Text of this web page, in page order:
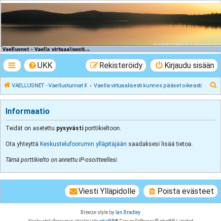
VAELLUSNET -
Vaellusturinat II
UKK Kirjaudu sisään
Rekisteröidy
VAELLUSNET - Vaellusturinat II Vaella virtuaalisesti kunnes pääset oikeasti
Informaatio
Teidät on asetettu pysyvästi porttikieltoon.
Ota yhteyttä Keskustelufoorumin ylläpitäjään saadaksesi lisää tietoa.
Tämä porttikielto on annettu IP-osoitteellesi.
Poista evästeet
Viesti Ylläpidolle
Breeze style by Ian Bradley